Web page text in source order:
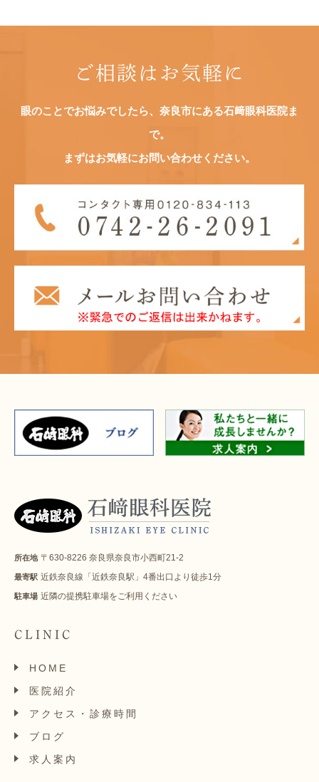
ご相談はお気軽に
眼のことでお悩みでしたら、奈良市にある石﨑眼科医院ま
で。
まずはお気軽にお問い合わせください。
所在地 〒630-8226 奈良県奈良市小西町21-2
最寄駅 近鉄奈良線「近鉄奈良駅」4番出口より徒歩1分
駐車場 近隣の提携駐車場をご利用ください
CLINIC
HOME
医院紹介
アクセス・診療時間
ブログ
求人案内